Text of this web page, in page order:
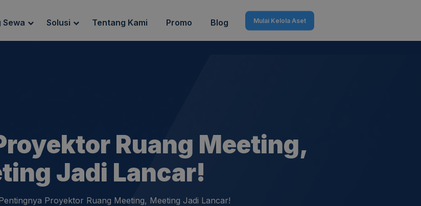
Sewa Solusi Tentang Kami Promo Blog Mulai Kelola Aset
Ruang Meeting,
Jadi Lancar!
Proyektor Ruang Meeting, Meeting Jadi Lancar!